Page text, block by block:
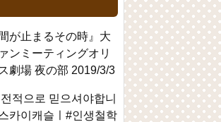
間が止まるその時』大
ンミーティングオリ
劇場 夜の部 2019/3/3
적으로 믿으셔야합니
카이캐슬ㅣ#인생철학